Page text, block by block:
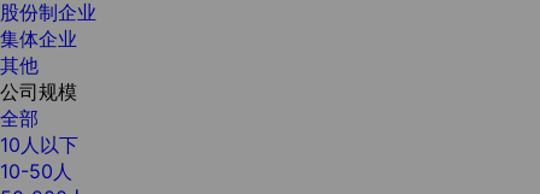
股份制企业
集体企业
其他
公司规模
全部
10人以下
10-50人